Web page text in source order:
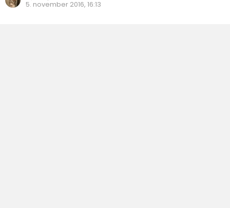
5. november 2016, 16:13